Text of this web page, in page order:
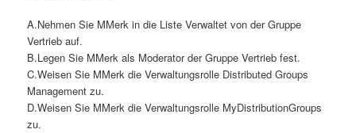
A.Nehmen Sie MMerk in die Liste Verwaltet von der Gruppe
Vertrieb auf.
B.Legen Sie MMerk als Moderator der Gruppe Vertrieb fest.
C.Weisen Sie MMerk die Verwaltungsrolle Distributed Groups
Management zu.
D.Weisen Sie MMerk die Verwaltungsrolle MyDistributionGroups
zu.